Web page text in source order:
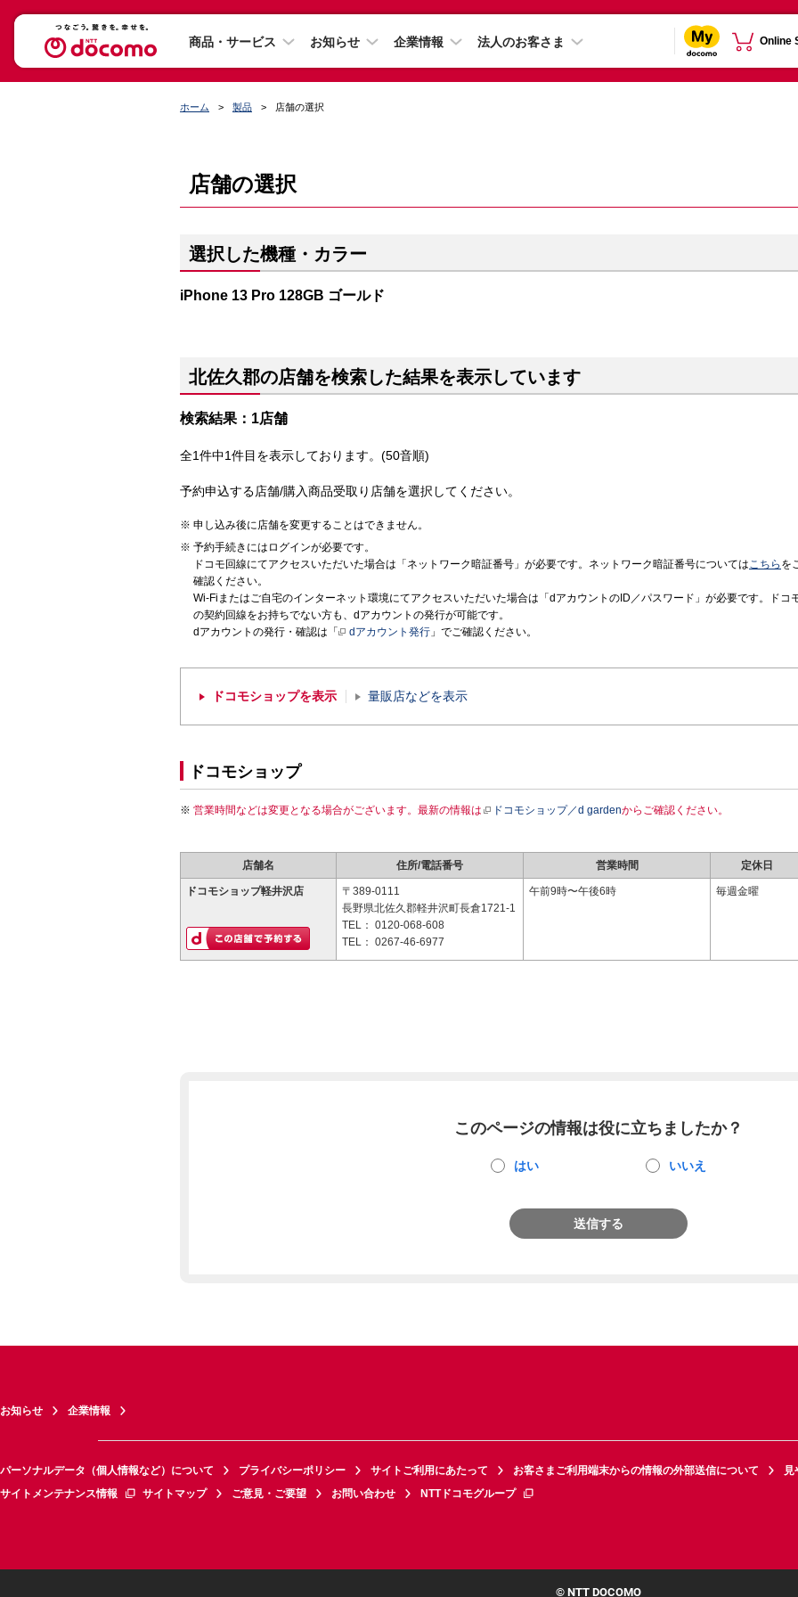
商品・サービス お知らせ 企業情報 法人のお客さま Online
ホーム 製品 店舗の選択
店舗の選択
選択した機種・カラー
iPhone 13 Pro 128GB ゴールド
北佐久郡の店舗を検索した結果を表示しています
検索結果：1店舗
全1件中1件目を表示しております。(50音順)
予約申込する店舗/購入商品受取り店舗を選択してください。
申し込み後に店舗を変更することはできません。
予約手続きにはログインが必要です。
ドコモ回線にてアクセスいただいた場合は「ネットワーク暗証番号」が必要です。ネットワーク暗証番号についてはこちら を
確認ください。
Wi-Fiまたはご自宅のインターネット環境にてアクセスいただいた場合は「dアカウントのID／パスワード」が必要です。ドコ
の契約回線をお持ちでない方も、dアカウントの発行が可能です。
dアカウントの発行・確認は「
dアカウント発行 」でご確認ください。
ドコモショップを表示 量販店などを表示
ドコモショップ
営業時間などは変更となる場合がございます。最新の情報は ドコモショップ／d gardenからご確認ください。
店舗名 住所/電話番号 営業時間 定休日
ドコモショップ軽井沢店
〒389-0111
長野県北佐久郡軽井沢町長倉1721-1
TEL： 0120-068-608
TEL： 0267-46-6977
午前9時〜午後6時 毎週金曜
このページの情報は役に立ちましたか？
はい いいえ
送信する
お知らせ 企業情報
パーソナルデータ（個人情報など）について プライバシーポリシー サイトご利用にあたって お客さまご利用端末からの情報の外部送信について
見
サイトメンテナンス情報
サイトマップ ご意見・ご要望 お問い合わせ NTTドコモグループ
© NTT DOCOMO